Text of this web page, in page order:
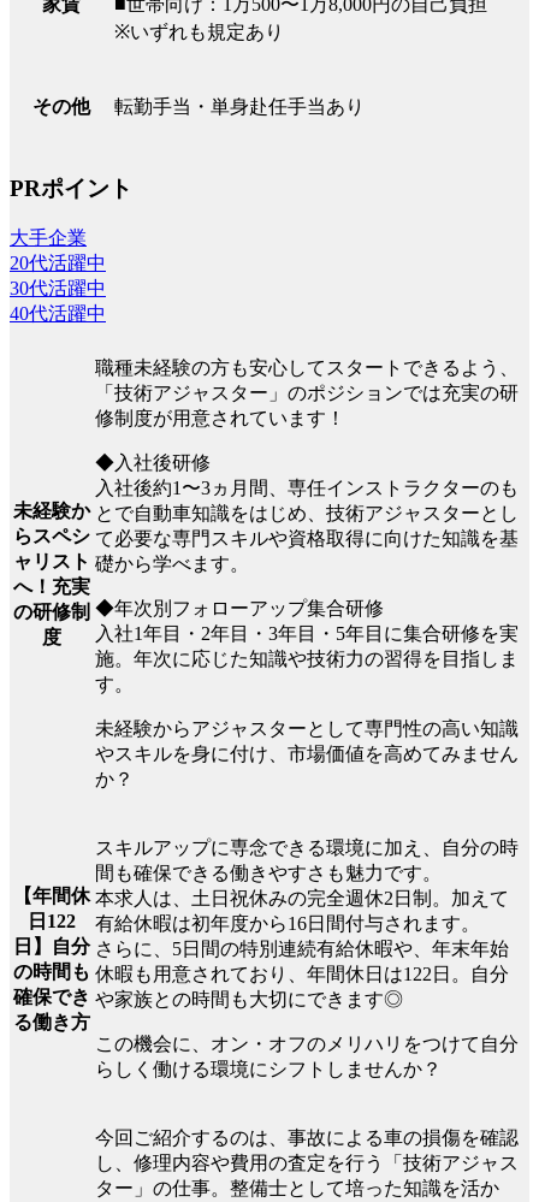
家賃
※いずれも規定あり
その他 転勤手当・単身赴任手当あり
PRポイント
大手企業
20代活躍中
30代活躍中
40代活躍中
未経験か
らスペシ
ャリスト
へ！充実
の研修制
度
職種未経験の方も安心してスタートできるよう、
「技術アジャスター」のポジションでは充実の研
修制度が用意されています！
◆入社後研修
入社後約1〜3ヵ月間、専任インストラクターのも
とで自動車知識をはじめ、技術アジャスターとし
て必要な専門スキルや資格取得に向けた知識を基
礎から学べます。
◆年次別フォローアップ集合研修
入社1年目・2年目・3年目・5年目に集合研修を実
施。年次に応じた知識や技術力の習得を目指しま
す。
未経験からアジャスターとして専門性の高い知識
やスキルを身に付け、市場価値を高めてみません
か？
【年間休
日122
日】自分
の時間も
確保でき
る働き方
スキルアップに専念できる環境に加え、自分の時
間も確保できる働きやすさも魅力です。
本求人は、土日祝休みの完全週休2日制。加えて
有給休暇は初年度から16日間付与されます。
さらに、5日間の特別連続有給休暇や、年末年始
休暇も用意されており、年間休日は122日。自分
や家族との時間も大切にできます◎
この機会に、オン・オフのメリハリをつけて自分
らしく働ける環境にシフトしませんか？
今回ご紹介するのは、事故による車の損傷を確認
し、修理内容や費用の査定を行う「技術アジャス
ター」の仕事。整備士として培った知識を活か